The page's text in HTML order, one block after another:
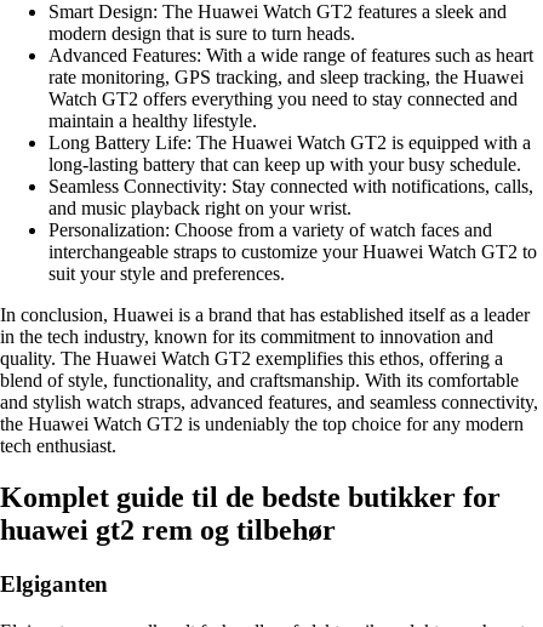
Smart Design: The Huawei Watch GT2 features a sleek and
modern design that is sure to turn heads.
Advanced Features: With a wide range of features such as heart
rate monitoring, GPS tracking, and sleep tracking, the Huawei
Watch GT2 offers everything you need to stay connected and
maintain a healthy lifestyle.
Long Battery Life: The Huawei Watch GT2 is equipped with a
long-lasting battery that can keep up with your busy schedule.
Seamless Connectivity: Stay connected with notifications, calls,
and music playback right on your wrist.
Personalization: Choose from a variety of watch faces and
interchangeable straps to customize your Huawei Watch GT2 to
suit your style and preferences.
In conclusion, Huawei is a brand that has established itself as a leader
in the tech industry, known for its commitment to innovation and
quality. The Huawei Watch GT2 exemplifies this ethos, offering a
blend of style, functionality, and craftsmanship. With its comfortable
and stylish watch straps, advanced features, and seamless connectivity,
the Huawei Watch GT2 is undeniably the top choice for any modern
tech enthusiast.
Komplet guide til de bedste butikker for
huawei gt2 rem og tilbehør
Elgiganten